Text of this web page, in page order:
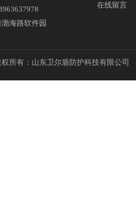
海路软件园
在线留言
权所有：山东卫尔盾防护科技有限公